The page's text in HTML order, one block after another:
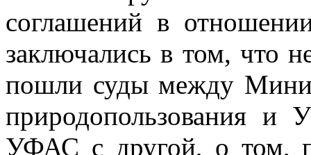
соглашений в
заключалисьв том, что
пошли суды между
природопользования
УФАС с другой, о том,